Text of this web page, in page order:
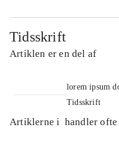
Tidsskrift
Artiklen er en del af
lorem ipsum
Tidsskrift
Artiklerne i handler ofte